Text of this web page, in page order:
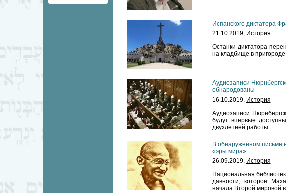
Испанского диктатора
21.10.2019, История
Останки диктатора
на кладбище в
Аудиозаписи
обнародованы
16.10.2019, История
Аудиозаписи
будут впервые
двухлетней работы.
В обнаруженном письме
«эры мира»
26.09.2019, История
Национальная
давности, которое
начала Второй мировой